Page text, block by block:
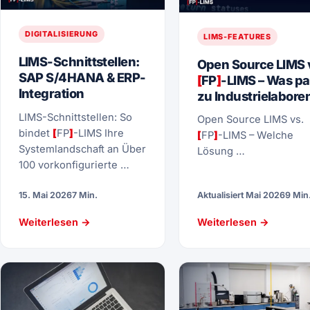
DIGITALISIERUNG
LIMS-Schnittstellen:
SAP S/4HANA & ERP-
Integration
LIMS-Schnittstellen: So
bindet [FP]-LIMS Ihre
Systemlandschaft an Über
100 vorkonfigurierte …
15. Mai 20267 Min.
Weiterlesen →
LIMS-FEATURES
Open Source LIMS
[FP]-LIMS – Was
zu
Open Source LIMS vs.
[FP]-LIMS – Welche
Lösung …
Aktualisiert Mai 20269
Weiterlesen →